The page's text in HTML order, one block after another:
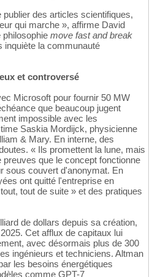
des articles scientifiques,
qui marche », affirme David
philosophie move fast and break
inquiète la communauté
et controversé
Microsoft pour fournir 50 MW
que beaucoup jugent
impossible avec les
Saskia Mordijck, physicienne
& Mary. En interne, des
« Ils promettent la lune, mais
que le concept fonctionne
sous couvert d'anonymat. En
ont quitté l'entreprise en
tout de suite » et des pratiques
de dollars depuis sa création,
Cet afflux de capitaux lui
avec désormais plus de 300
ingénieurs et techniciens. Altman
les besoins énergétiques
comme GPT-7